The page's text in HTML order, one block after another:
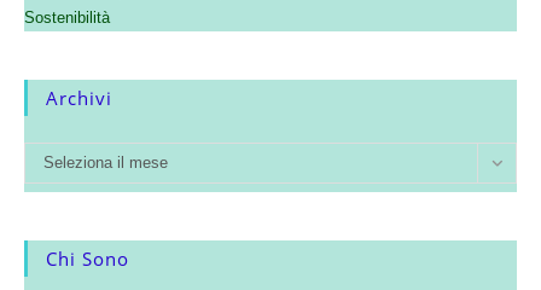
Sostenibilità
Archivi
Seleziona il mese
Chi Sono